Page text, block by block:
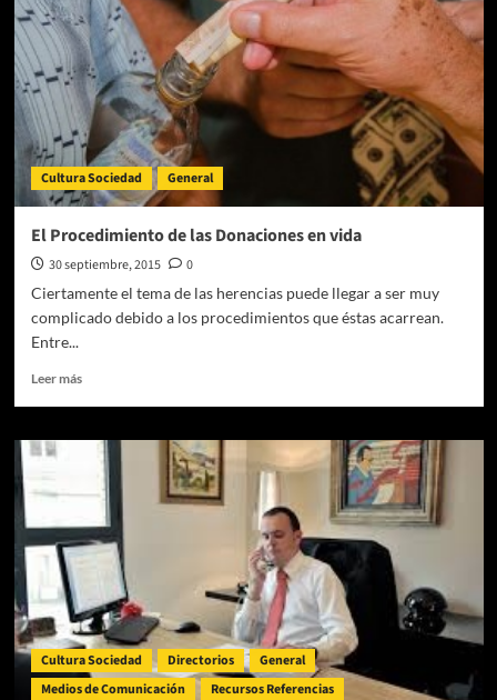
Cultura Sociedad General
El Procedimiento de las Donaciones en vida
30 septiembre, 2015
0
Ciertamente el tema de las herencias puede llegar a ser muy
complicado debido a los procedimientos que éstas acarrean.
Entre...
Leer másLeer
El
Procedimiento
Donaciones
en
Cultura Sociedad Directorios
General
Medios de Comunicación
Recursos Referencias